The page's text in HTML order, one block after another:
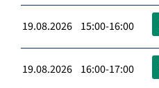
19.08.2026 15:00-16:00
19.08.2026 16:00-17:00